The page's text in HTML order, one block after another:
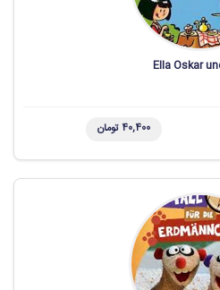
Ella Oskar
40,400 تومان